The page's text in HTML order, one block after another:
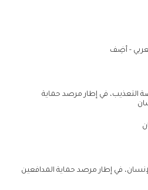
- أضِف
التعذيب، في إطار مرصد حماية
اﻹنسان، في إطار مرصد حماية المدافعين